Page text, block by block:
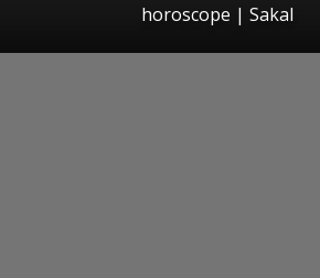
horoscope | Sakal